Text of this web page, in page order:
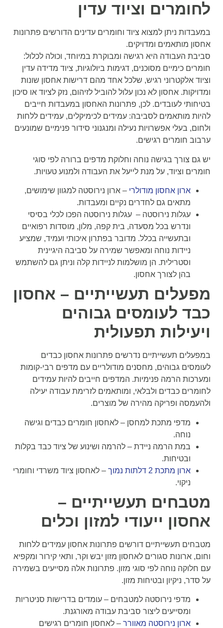
לחומרים וציוד עדין
במעבדות ניתן למצוא ציוד וחומרים עדינים הדורשים פתרונות
אחסון מותאמים ומדויקים.
סביבת העבודה היא רגישה ומבוקרת במיוחד, וכולה לכלול:
חומרים כימיים מסוכנים, דגימות ביולוגיות, ציוד מדידה עדין
וציוד אלקטרוני רגיש, שלכל אחד מהם דרישות אחסון שונות
ומדויקות. אחסון לא נכון עלול להוביל לזיהום, נזק לציוד או סיכון
בטיחותי לעובדים. לכן, פתרונות האחסון במעבדות חייבים
להיות מותאמים לסביבה: עמידים לכימיקלים, עמידים ללחות
ולחום, בעלי אפשרויות נעילה ומנגנוני סידור פנימיים שמונעים
ערבוב חומרים רגישים.
יש גם צורך בגישה נוחה וחלוקת מדפים ברורה לפי סוגי
חומרים וציוד, על מנת לייעל את העבודה ולמנוע טעויות.
ארון אחסון מודולרי – ארון נירוסטה למגוון שימושים,
מתאים גם לחדרים נקיים ומעבדות.
עגלות נירוסטה – עגלות נירוסטה הפכו לכלי בסיסי
ונדרש בכל מסעדה, בית קפה, מלון, מוסדות רפואיים
ובתעשייה בכלל. מדובר בפתרון איכותי ועמיד, שמציע
ניידות נוחה ומאפשר שמירה על סביבה היגיינית
וסטרילית. הן מושלמות לניידות קלה וניתן גם להשתמש
בהן לצורך אחסון.
מפעלים תעשייתיים – אחסון
כבד לעומסים גבוהים
ויעילות תפעולית
במפעלים תעשייתיים נדרשים פתרונות אחסון כבדים
לעומסים גבוהים, מחסנים מודולריים עם מדפים רבי-קומות
ומערכות הרמה פנימיות. המדפים חייבים להיות עמידים
לחומרים כבדים ולבלאי, ומותאמים לזרימת עבודה יעילה
ולהעמסה ופריקה מהירה של מוצרים.
מדפי מתכת למחסן – לאחסון חומרים כבדים וגישה
נוחה.
במת הרמה ניידת – להרמה ושינוע של ציוד כבד בקלות
ובטיחות.
ארון מתכת 2 דלתות נמוך
– לאחסון ציוד משרדי וחומרי
ניקוי.
מטבחים תעשייתיים –
אחסון ייעודי למזון וכלים
מטבחים תעשייתיים דורשים פתרונות אחסון עמידים ללחות
וחום, ארונות סגורים לאחסון מזון יבש וקר, ותאי קירור ומקפיא
עם חלוקה נוחה לפי סוגי מזון. פתרונות אלה מסייעים בשמירה
על סדר, ניקיון ובטיחות מזון.
מדפי נירוסטה למטבחים – עומדים בדרישות סניטריות
ומסייעים ליצור סביבת עבודה מאורגנת.
ארון נירוסטה מאוורר – לאחסון חומרים רגישים